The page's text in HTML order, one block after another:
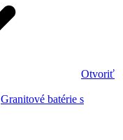
Otvoriť
Granitové batérie s